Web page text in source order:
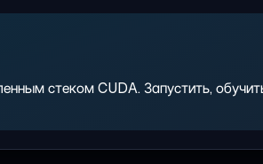
стеком CUDA. Запустить,